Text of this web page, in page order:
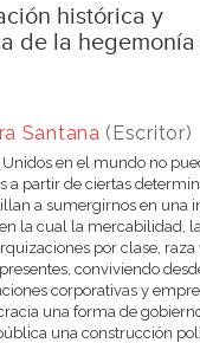
histórica y
de la
Santana (Escritor)
Unidos en el mundo no
a partir de ciertas
a sumergirnos en una
la cual la mercabilidad,
por clase, raza
conviviendo
corporativas y
una forma de
una construcción